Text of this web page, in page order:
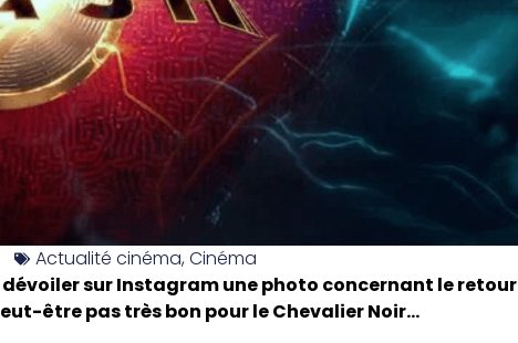
Actualité cinéma,Cinéma
dévoiler sur Instagram une photo concernant le retour
être pas très bon pour le Chevalier Noir…